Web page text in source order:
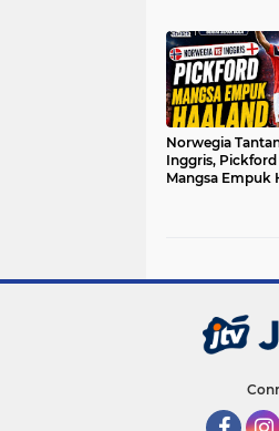
Norwegia
Inggris, Pickford
Mangsa Empuk